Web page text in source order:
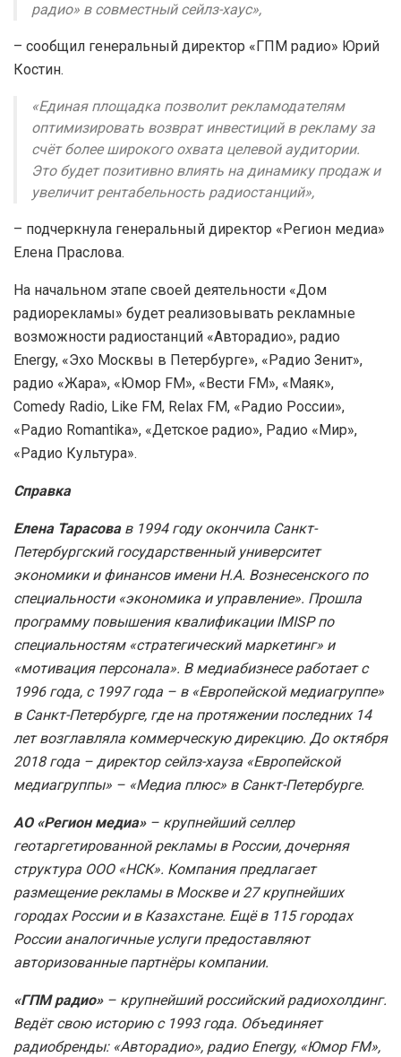
радио» в совместный сейлз-хаус»,
– сообщил генеральный директор «ГПМ радио» Юрий
Костин.
«Единая площадка позволит рекламодателям
оптимизировать возврат инвестиций в рекламу за
счёт более широкого охвата целевой аудитории.
Это будет позитивно влиять на динамику продаж и
увеличит рентабельность радиостанций»,
– подчеркнула генеральный директор «Регион медиа»
Елена Праслова.
На начальном этапе своей деятельности «Дом
радиорекламы» будет реализовывать рекламные
возможности радиостанций «Авторадио», радио
Energy, «Эхо Москвы в Петербурге», «Радио Зенит»,
радио «Жара», «Юмор FM», «Вести FM», «Маяк»,
Comedy Radio, Like FM, Relax FM, «Радио России»,
«Радио Romantika», «Детское радио», Радио «Мир»,
«Радио Культура».
Справка
Елена Тарасовав 1994 году окончила Санкт-
Петербургский государственный университет
экономики и финансов имени Н.А. Вознесенского по
специальности «экономика и управление». Прошла
программу повышения квалификации IMISP по
специальностям «стратегический маркетинг» и
«мотивация персонала». В медиабизнесе работает с
1996 года, с 1997 года – в «Европейской медиагруппе»
в Санкт-Петербурге, где на протяжении последних 14
лет возглавляла коммерческую дирекцию. До октября
2018 года – директор сейлз-хауза «Европейской
медиагруппы» – «Медиа плюс» в Санкт-Петербурге.
АО «Регион медиа»– крупнейший селлер
геотаргетированной рекламы в России, дочерняя
структура ООО «НСК». Компания предлагает
размещение рекламы в Москве и 27 крупнейших
городах России и в Казахстане. Ещё в 115 городах
России аналогичные услуги предоставляют
авторизованные партнёры компании.
«ГПМ радио»– крупнейший российский радиохолдинг.
Ведёт свою историю с 1993 года. Объединяет
радиобренды: «Авторадио», радио Energy, «Юмор FM»,